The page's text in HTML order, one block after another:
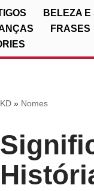
BELEZA E
FRASES
KD» Nomes